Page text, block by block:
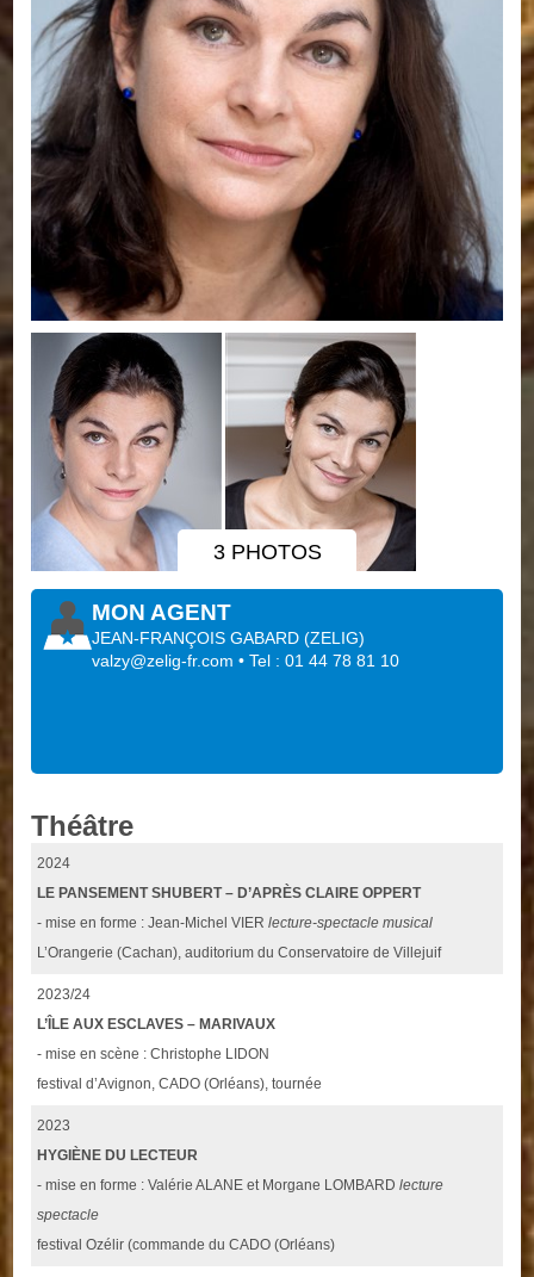
3 PHOTOS
MON AGENT
JEAN-FRANÇOIS GABARD (ZELIG)
valzy@zelig-fr.com • Tel : 01 44 78 81 10
Théâtre
2024
LE PANSEMENT SHUBERT – D’APRÈS CLAIRE OPPERT
- mise en forme : Jean-Michel VIERlecture-spectacle musical
L’Orangerie (Cachan), auditorium du Conservatoire de Villejuif
2023/24
L’ÎLE AUX ESCLAVES – MARIVAUX
- mise en scène : Christophe LIDON
festival d’Avignon, CADO (Orléans), tournée
2023
HYGIÈNE DU LECTEUR
- mise en forme : Valérie ALANE et Morgane LOMBARDlecture
spectacle
festival Ozélir (commande du CADO (Orléans)